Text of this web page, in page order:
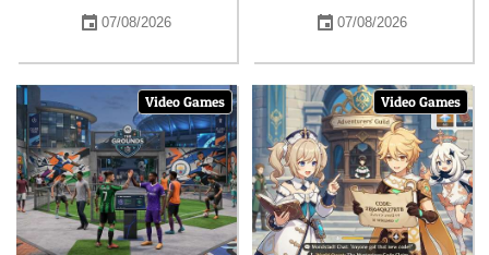
07/08/2026 07/08/2026
Video Games Video Games